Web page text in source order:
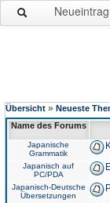
Neueintrag
Übersicht » Neueste
Name des Forums
Japanische
Grammatik
Japanisch auf
PC/PDA
Japanisch-Deutsche
Übersetzungen